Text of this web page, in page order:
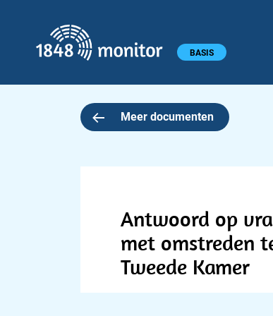
Hoofdmenu BASIS
Meer documenten
Antwoord op
met omstreden
Tweede Kamer